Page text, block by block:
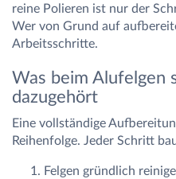
reine Polieren ist nur der
Wer von Grund auf
Arbeitsschritte.
Was beim Alufelgen
dazugehört
Eine vollständige
Reihenfolge. Jeder Schritt
Felgen gründlich